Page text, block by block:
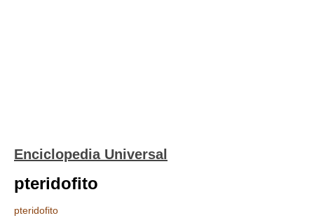
Enciclopedia Universal
pteridofito
pteridofito